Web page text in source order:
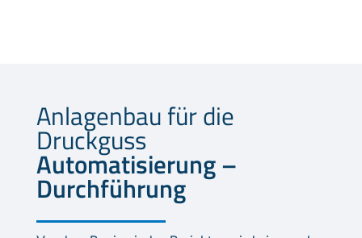
Anlagenbau für die
Druckguss
Automatisierung –
Durchführung